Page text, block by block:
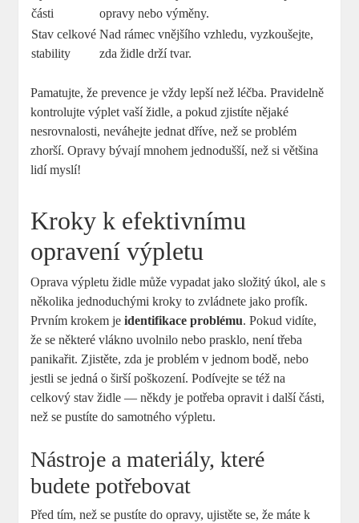
části
opravy nebo výměny.
Stav celkové
stability
Nad rámec vnějšího vzhledu, vyzkoušejte,
zda židle drží tvar.
Pamatujte, že prevence je vždy lepší než léčba. Pravidelně
kontrolujte výplet vaší židle, a pokud zjistíte nějaké
nesrovnalosti, neváhejte jednat dříve, než se problém
zhorší. Opravy bývají mnohem jednodušší, než si většina
lidí myslí!
Kroky k efektivnímu
opravení výpletu
Oprava výpletu židle může vypadat jako složitý úkol, ale s
několika jednoduchými kroky to zvládnete jako profík.
Prvním krokem jeidentifikace problému. Pokud vidíte,
že se některé vlákno uvolnilo nebo prasklo, není třeba
panikařit. Zjistěte, zda je problém v jednom bodě, nebo
jestli se jedná o širší poškození. Podívejte se též na
celkový stav židle — někdy je potřeba opravit i další části,
než se pustíte do samotného výpletu.
Nástroje a materiály, které
budete potřebovat
Před tím, než se pustíte do opravy, ujistěte se, že máte k